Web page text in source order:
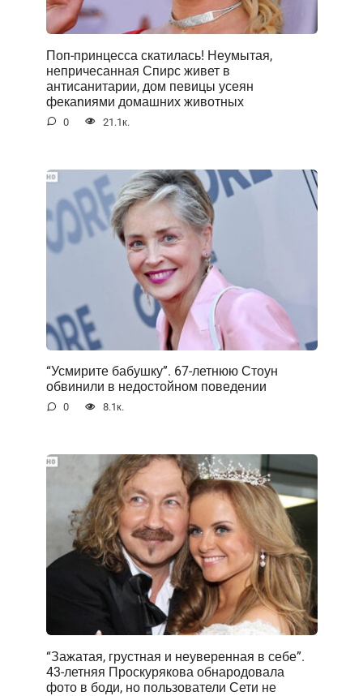
Поп-принцесса скатилась! Неумытая,
непричесанная Спирс живет в
антисанитарии, дом певицы усеян
фекаnиями домашних животных
0 21.1к.
“Усмирите бабушку”. 67-летнюю Стоун
обвинили в недостойном поведении
0 8.1к.
“Зажатая, грустная и неуверенная в себе”.
43-летняя Проскурякова обнародовала
фото в боди, но пользователи Сети не